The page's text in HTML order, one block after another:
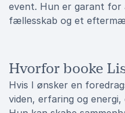
event. Hun er garant for
fællesskab og et
Hvorfor booke
Hvis I ønsker en
viden, erfaring og